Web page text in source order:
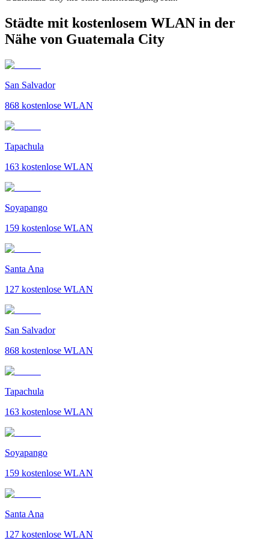
Städte mit kostenlosem WLAN in der
Nähe von Guatemala City
San Salvador
868 kostenlose WLAN
Tapachula
163 kostenlose WLAN
Soyapango
159 kostenlose WLAN
Santa Ana
127 kostenlose WLAN
San Salvador
868 kostenlose WLAN
Tapachula
163 kostenlose WLAN
Soyapango
159 kostenlose WLAN
Santa Ana
127 kostenlose WLAN